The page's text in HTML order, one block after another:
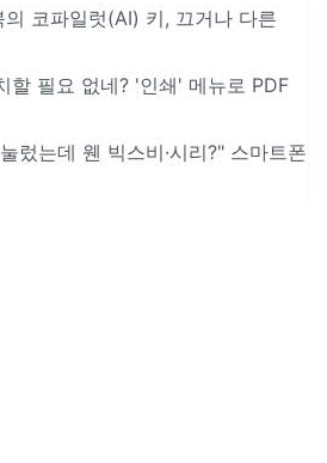
코파일럿(AI) 키, 끄거나 다른
할 필요 없네? '인쇄' 메뉴로 PDF
렀는데 웬 빅스비·시리?" 스마트폰